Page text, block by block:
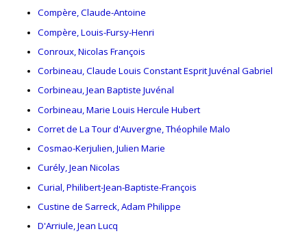
Compère, Claude-Antoine
Compère, Louis-Fursy-Henri
Conroux, Nicolas François
Corbineau, Claude Louis Constant Esprit Juvénal Gabriel
Corbineau, Jean Baptiste Juvénal
Corbineau, Marie Louis Hercule Hubert
Corret de La Tour d'Auvergne, Théophile Malo
Cosmao-Kerjulien, Julien Marie
Curély, Jean Nicolas
Curial, Philibert-Jean-Baptiste-François
Custine de Sarreck, Adam Philippe
D'Arriule, Jean Lucq